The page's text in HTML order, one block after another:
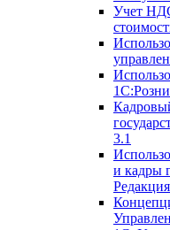
Учет
3.1
и кадры